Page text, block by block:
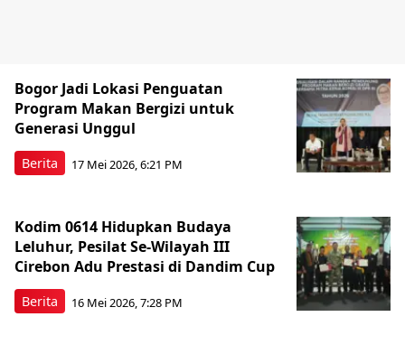
Berita
Bogor Jadi Lokasi Penguatan
Program Makan Bergizi untuk
Generasi Unggul
17 Mei 2026, 6:21 PM
Berita
Kodim 0614 Hidupkan Budaya
Leluhur, Pesilat Se-Wilayah III
Cirebon Adu Prestasi di Dandim Cup
16 Mei 2026, 7:28 PM